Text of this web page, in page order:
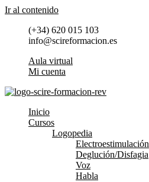
Ir al contenido
(+34) 620 015 103
info@scireformacion.es
Aula virtual
Mi cuenta
Inicio
Cursos
Logopedia
Electroestimulación
Deglución/Disfagia
Voz
Habla